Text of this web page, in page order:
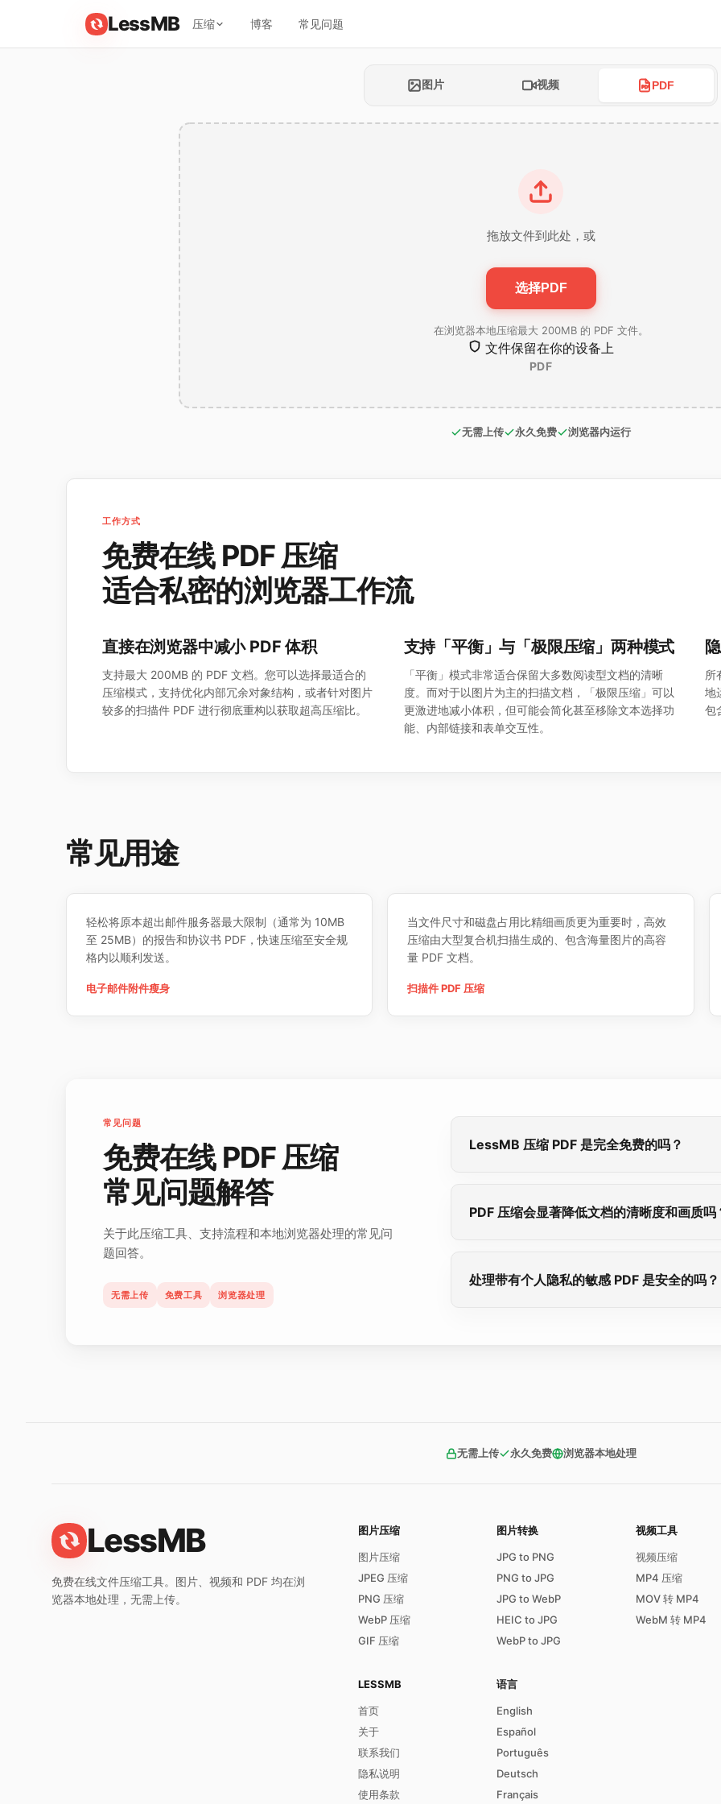
LessMB 压缩 博客 常见问题
图片 视频 PDF
拖放文件到此处，或
选择PDF
在浏览器本地压缩最大 200MB 的 PDF 文件。
文件保留在你的设备上
PDF
无需上传 永久免费 浏览器内运行
工作方式
免费在线 PDF 压缩
适合私密的浏览器工作流
直接在浏览器中减小 PDF 体积
支持最大 200MB 的 PDF 文档。您可以选择最适合的
压缩模式，支持优化内部冗余对象结构，或者针对图片
较多的扫描件 PDF 进行彻底重构以获取超高压缩比。
支持「平衡」与「极限压缩」两种模式
「平衡」模式非常适合保留大多数阅读型文档的清晰
度。而对于以图片为主的扫描文档，「极限压缩」可以
更激进地减小体积，但可能会简化甚至移除文本选择功
能、内部链接和表单交互性。
所
地
包
常见用途
轻松将原本超出邮件服务器最大限制（通常为 10MB
至 25MB）的报告和协议书 PDF，快速压缩至安全规
格内以顺利发送。
电子邮件附件瘦身
当文件尺寸和磁盘占用比精细画质更为重要时，高效
压缩由大型复合机扫描生成的、包含海量图片的高容
量 PDF 文档。
扫描件 PDF 压缩
常见问题
免费在线 PDF 压缩
常见问题解答
关于此压缩工具、支持流程和本地浏览器处理的常见问
题回答。
无需上传 免费工具 浏览器处理
LessMB 压缩 PDF 是完全免费的吗？
PDF 压缩会显著降低文档的清晰度和画质吗
处理带有个人隐私的敏感 PDF 是安全的吗？
无需上传 永久免费 浏览器本地处理
LessMB
免费在线文件压缩工具。图片、视频和 PDF 均在浏
览器本地处理，无需上传。
图片压缩
图片压缩
JPEG 压缩
PNG 压缩
WebP 压缩
GIF 压缩
图片转换
JPG to PNG
PNG to JPG
JPG to WebP
HEIC to JPG
WebP to JPG
视频工具
视频压缩
MP4 压缩
MOV 转 MP4
WebM 转 MP4
LESSMB
首页
关于
联系我们
隐私说明
使用条款
语言
English
Español
Português
Deutsch
Français